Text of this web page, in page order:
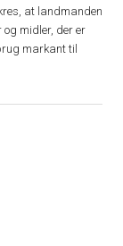
at landmanden
og midler, der er
markant til